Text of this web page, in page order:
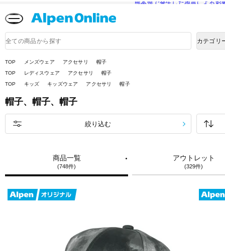
熊本県で発生した地震による影
品
検
カテゴリ
TOP メンズウェア アクセサリ
帽子
TOP
レディスウェア アクセサリ
帽子
TOP
キッズ キッズウェア アクセサリ 帽子
帽子、帽子、帽子
商品一覧
(748件)
アウトレット
(329件)
絞り込む